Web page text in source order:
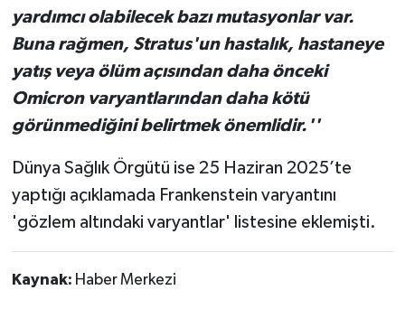
yardımcı olabilecek bazı mutasyonlar var.
Buna rağmen, Stratus'un hastalık, hastaneye
yatış veya ölüm açısından daha önceki
Omicron varyantlarından daha kötü
görünmediğini belirtmek önemlidir.''
Dünya Sağlık Örgütü ise 25 Haziran 2025’te
yaptığı açıklamada Frankenstein varyantını
'gözlem altındaki varyantlar' listesine eklemişti.
Kaynak: Haber Merkezi